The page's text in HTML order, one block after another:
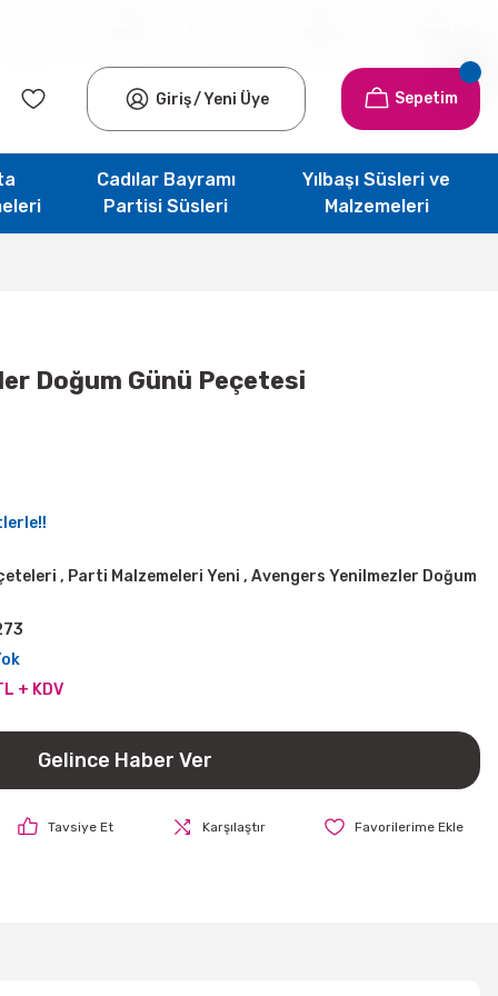
Giriş/Yeni Üye Sepetim
Cadılar Bayramı
Partisi Süsleri
Yılbaşı Süsleri ve
Malzemeleri
Doğum Günü Peçetesi
, Parti Malzemeleri Yeni , Avengers Yenilmezler Doğum
+ KDV
Gelince Haber Ver
Tavsiye Et Karşılaştır